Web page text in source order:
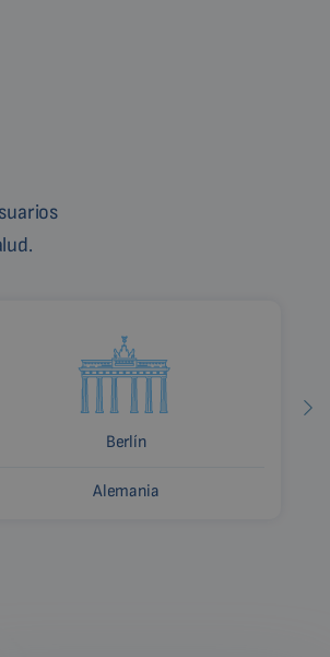
Berlín
Alemania